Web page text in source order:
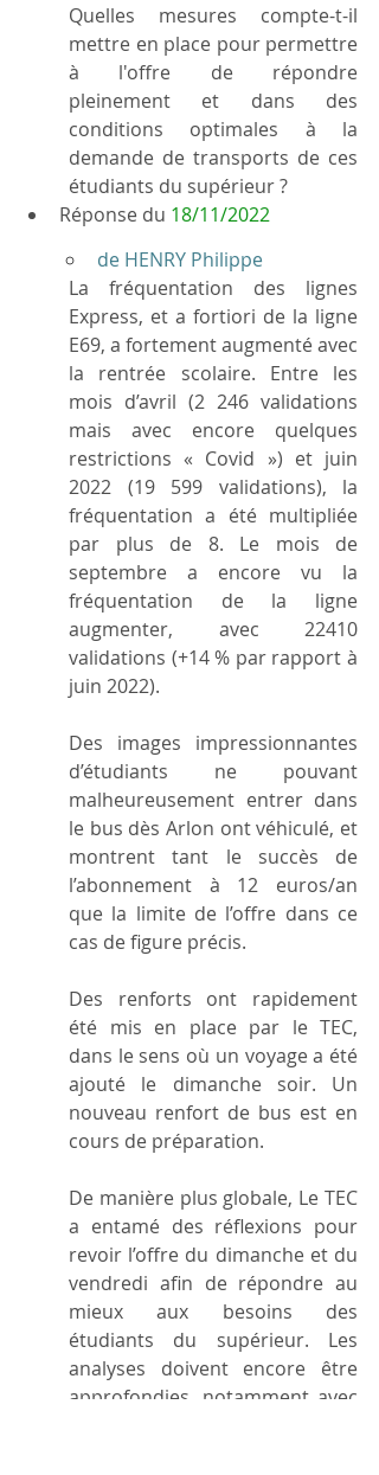
Quelles mesures compte-t-il
mettre en place pour permettre
à l'offre de répondre
pleinement et dans des
conditions optimales à la
demande de transports de ces
étudiants du supérieur ?
Réponse du 18/11/2022
de HENRY Philippe
La fréquentation des lignes
Express, et a fortiori de la ligne
E69, a fortement augmenté avec
la rentrée scolaire. Entre les
mois d’avril (2 246 validations
mais avec encore quelques
restrictions « Covid ») et juin
2022 (19 599 validations), la
fréquentation a été multipliée
par plus de 8. Le mois de
septembre a encore vu la
fréquentation de la ligne
augmenter, avec 22410
validations (+14 % par rapport à
juin 2022).
Des images impressionnantes
d’étudiants ne pouvant
malheureusement entrer dans
le bus dès Arlon ont véhiculé, et
montrent tant le succès de
l’abonnement à 12 euros/an
que la limite de l’offre dans ce
cas de figure précis.
Des renforts ont rapidement
été mis en place par le TEC,
dans le sens où un voyage a été
ajouté le dimanche soir. Un
nouveau renfort de bus est en
cours de préparation.
De manière plus globale, Le TEC
a entamé des réflexions pour
revoir l’offre du dimanche et du
vendredi afin de répondre au
mieux aux besoins des
étudiants du supérieur. Les
analyses doivent encore être
approfondies, notamment avec